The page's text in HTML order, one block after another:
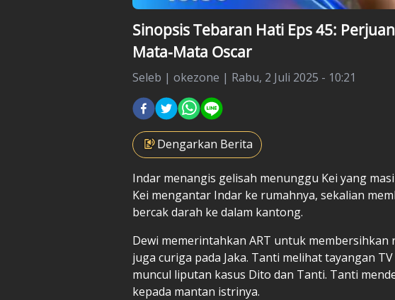
Sinopsis Tebaran Hati Eps 45:
Mata-Mata Oscar
Seleb | okezone | Rabu, 2 Juli 2025 - 10:21
Dengarkan Berita
Indar menangis gelisah menunggu Kei yang
Kei mengantar Indar ke rumahnya, sekalian
bercak darah ke dalam kantong.
Dewi memerintahkan ART untuk membersihkan
juga curiga pada Jaka. Tanti melihat tayangan
muncul liputan kasus Dito dan Tanti. Tanti
kepada mantan istrinya.